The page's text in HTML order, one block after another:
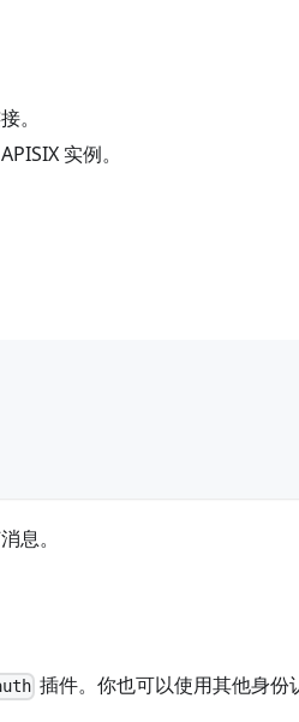
。
实例。
息。
插件。你也可以使用其他身份